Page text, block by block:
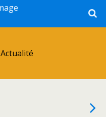
Actualité